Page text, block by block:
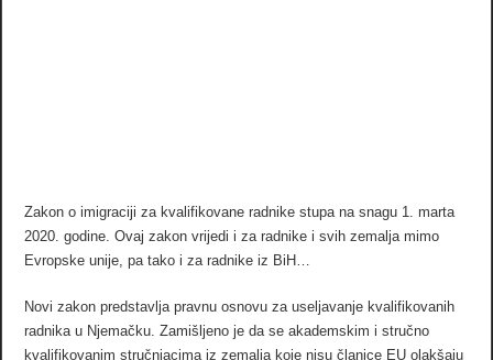
Zakon o imigraciji za kvalifikovane radnike stupa na snagu 1. marta
2020. godine. Ovaj zakon vrijedi i za radnike i svih zemalja mimo
Evropske unije, pa tako i za radnike iz BiH…
Novi zakon predstavlja pravnu osnovu za useljavanje kvalifikovanih
radnika u Njemačku. Zamišljeno je da se akademskim i stručno
kvalifikovanim stručnjacima iz zemalja koje nisu članice EU olakšaju